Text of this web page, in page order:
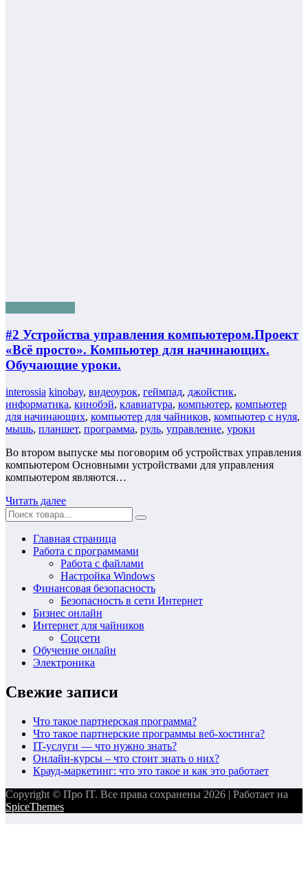
#2 Устройства управления компьютером.Проект
«Всё просто». Компьютер для начинающих.
Обучающие уроки.
interossia kinobay, видеоурок, геймпад, джойстик,
информатика, кинобэй, клавиатура, компьютер, компьютер
для начинающих, компьютер для чайников, компьютер с нуля,
мышь, планшет, программа, руль, управление, уроки
Во втором выпуске мы поговорим об устройствах управления
компьютером Основными устройствами для управления
компьютером являются…
Читать далее
Главная страница
Работа с программами
Работа с файлами
Настройка Windows
Финансовая безопасность
Безопасность в сети Интернет
Бизнес онлайн
Интернет для чайников
Соцсети
Обучение онлайн
Электроника
Свежие записи
Что такое партнерская программа?
Что такое партнерские программы веб-хостинга?
IT-услуги — что нужно знать?
Онлайн-курсы – что стоит знать о них?
Крауд-маркетинг: что это такое и как это работает
Copyright © Про IT. Все права сохранены 2026 | Работает на
SpiceThemes